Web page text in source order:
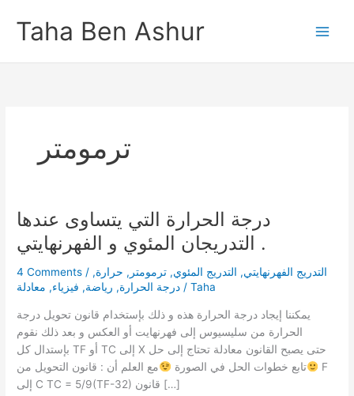
content
Taha Ben Ashur
ترمومتر
درجة الحرارة التي يتساوى عندها
التدريجان المئوي و الفهرنهايتي .
4 Comments / التدريج الفهرنهايتي, التدريج المئوي, ترمومتر , حرارة,
درجة الحرارة, رياضة, فيزياء, معادلة /Taha
يمكننا إيجاد درجة الحرارة هذه و ذلك بإستخدام قانون تحويل درجة
الحرارة من سليسيوس إلى فهرنهايت أو العكس و بعد ذلك نقوم
بإستدال كل TF أو TC إلى X حتى يصبح القانون معادلة تحتاج إلى حل
تابع خطوات الحل في الصورة
مع العلم أن : قانون التحويل من F
إلى C TC = 5/9(TF-32) قانون […]